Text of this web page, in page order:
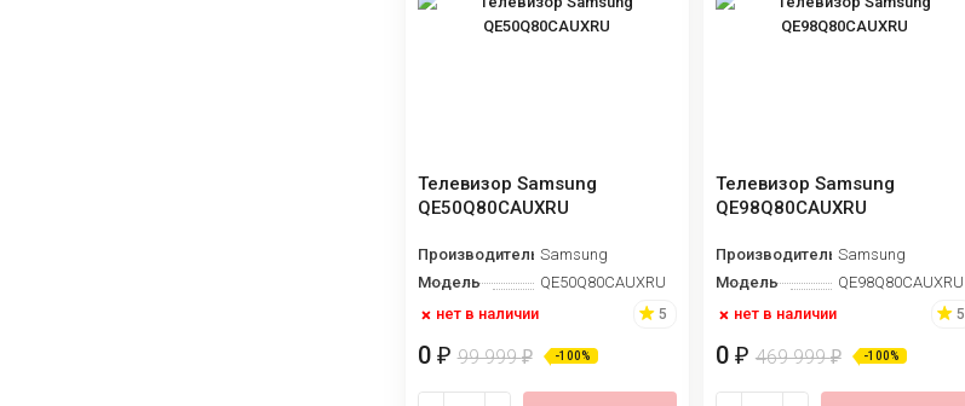
Телевизор Samsung
QE50Q80CAUXRU
Производитель Samsung
Модель
QE50Q80CAUXRU
нет в наличии
5
0 ₽ 99 999₽ -100%
Телевизор Samsung
QE98Q80CAUXRU
Производитель Samsung
Модель
QE98Q80CAUXRU
нет в наличии
5
0 ₽ 469 999₽ -100%